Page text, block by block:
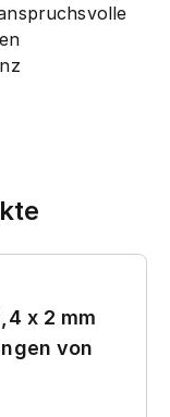
x 2 mm
von